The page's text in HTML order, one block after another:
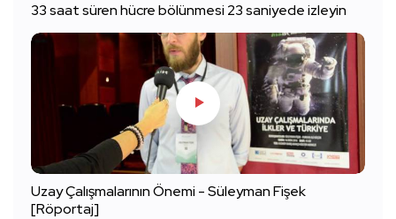
33 saat süren hücre bölünmesi 23 saniyede izleyin
Uzay Çalışmalarının Önemi - Süleyman Fişek
[Röportaj]